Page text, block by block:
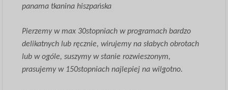
panama tkanina hiszpańska
Pierzemy w max 30stopniach w programach bardzo
delikatnych lub ręcznie, wirujemy na słabych obrotach
lub w ogóle, suszymy w stanie rozwieszonym,
prasujemy w 150stopniach najlepiej na wilgotno.